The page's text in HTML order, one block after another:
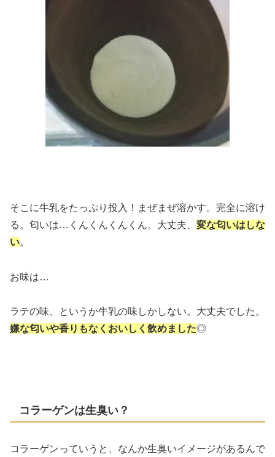
そこに牛乳をたっぷり投入！まぜまぜ溶かす。完全に溶け
る。匂いは…くんくんくんくん。大丈夫、 変な匂いはしな
い。
お味は…
ラテの味、というか牛乳の味しかしない。大丈夫でした。
嫌な匂いや香りもなくおいしく飲めました◎
コラーゲンは生臭い？
コラーゲンっていうと、なんか生臭いイメージがあるんで